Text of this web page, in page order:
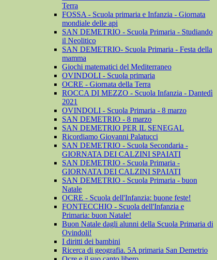
Terra
FOSSA - Scuola primaria e Infanzia - Giornata
mondiale delle api
SAN DEMETRIO - Scuola Primaria - Studiando
il Neolitico
SAN DEMETRIO- Scuola Primaria - Festa della
mamma
Giochi matematici del Mediterraneo
OVINDOLI - Scuola primaria
OCRE - Giornata della Terra
ROCCA DI MEZZO - Scuola Infanzia - Dantedì
2021
OVINDOLI - Scuola Primaria - 8 marzo
SAN DEMETRIO - 8 marzo
SAN DEMETRIO PER IL SENEGAL
Ricordiamo Giovanni Palatucci
SAN DEMETRIO - Scuola Secondaria -
GIORNATA DEI CALZINI SPAIATI
SAN DEMETRIO - Scuola Primaria -
GIORNATA DEI CALZINI SPAIATI
SAN DEMETRIO - Scuola Primaria - buon
Natale
OCRE - Scuola dell'Infanzia: buone feste!
FONTECCHIO - Scuola dell'Infanzia e
Primaria: buon Natale!
Buon Natale dagli alunni della Scuola Primaria di
Ovindoli!
I diritti dei bambini
Ricerca di geografia. 5A primaria San Demetrio